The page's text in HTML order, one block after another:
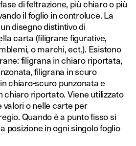
di feltrazione, più chiaro o più
il foglio in controluce. La
disegno distintivo di
carta (filigrane figurative,
o marchi, ect.). Esistono
filigrana in chiaro riportata,
filigrana in scuro
chiaro-scuro punzonata e
chiaro riportato. Viene utilizzato
o nelle carte per
Quando è a punto fisso si
posizione in ogni singolo foglio